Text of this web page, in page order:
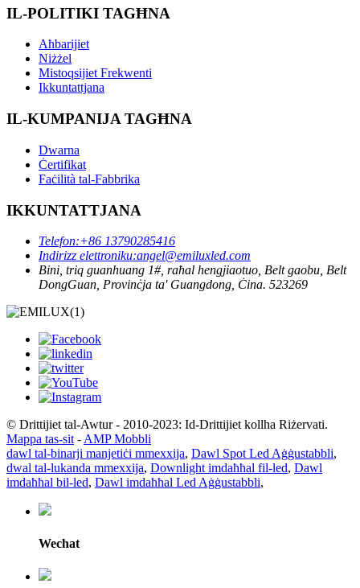
IL-POLITIKI TAGĦNA
Aħbarijiet
Niżżel
Mistoqsijiet Frekwenti
Ikkuntattjana
IL-KUMPANIJA TAGĦNA
Dwarna
Ċertifikat
Faċilità tal-Fabbrika
IKKUNTATTJANA
Telefon:+86 13790285416
Indirizz elettroniku:angel@emiluxled.com
Bini, triq guanhuang 1#, raħal hengjiaotuo, Belt gaobu, Belt
DongGuan, Provinċja ta' Guangdong, Ċina. 523269
© Drittijiet tal-Awtur - 2010-2023: Id-Drittijiet kollha Riżervati.
Mappa tas-sit - AMP Mobbli
dawl tal-binarji manjetiċi mmexxija, Dawl Spot Led Aġġustabbli,
dwal tal-lukanda mmexxija, Downlight imdaħħal fil-led, Dawl
imdaħħal bil-led, Dawl imdaħħal Led Aġġustabbli,
Wechat